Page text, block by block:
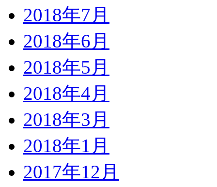
2018年7月
2018年6月
2018年5月
2018年4月
2018年3月
2018年1月
2017年12月